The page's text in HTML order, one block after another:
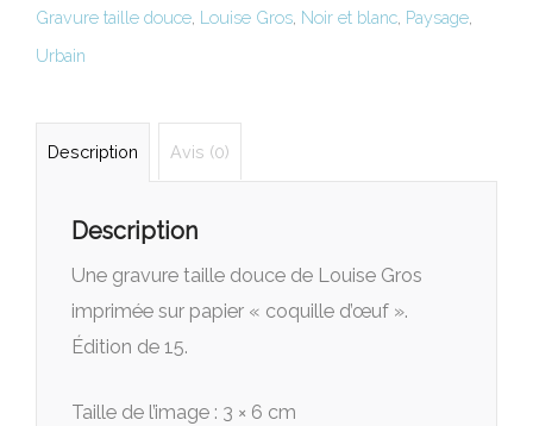
Gravure taille douce Louise Gros Noir et blanc Paysage
Urbain
Description Avis (0)
Description
Une gravure taille douce de Louise Gros
imprimée sur papier « coquille d’œuf ».
Édition de 15.
Taille de l’image : 3 × 6 cm